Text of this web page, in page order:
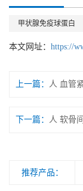
甲状腺免疫球蛋白
本文网址： https://
上一篇： 人 血管
下一篇： 人 软骨
推荐产品：